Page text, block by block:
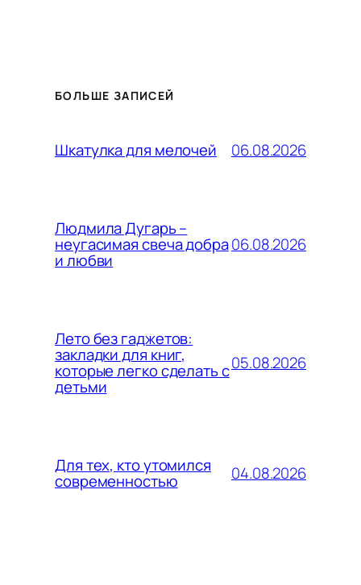
БОЛЬШЕ ЗАПИСЕЙ
Шкатулка для мелочей 06.08.2026
Людмила Дугарь –
неугасимая свеча добра
и любви
06.08.2026
Лето без гаджетов:
закладки для книг,
которые легко сделать с
детьми
05.08.2026
Для тех, кто утомился
современностью 04.08.2026